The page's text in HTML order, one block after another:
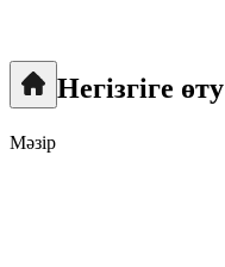
Негізгіге өту
Мәзір